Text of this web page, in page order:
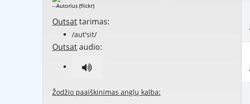
--Autorius (flickr)
Outsattarimas:
/aut'sit/
Outsataudio:
Žodžio paaiškinimas anglų kalba: